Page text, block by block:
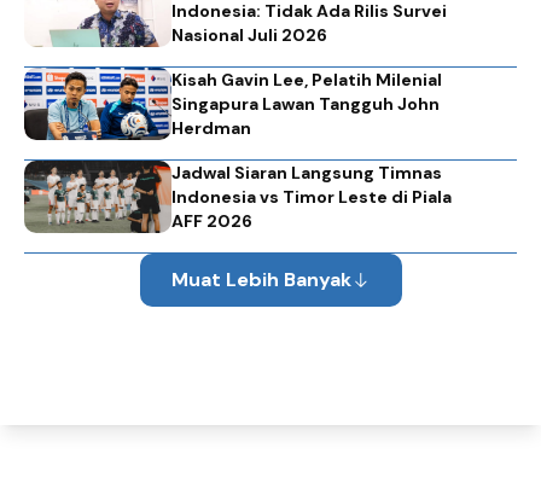
Indonesia: Tidak Ada Rilis Survei
Nasional Juli 2026
Kisah Gavin Lee, Pelatih Milenial
Singapura Lawan Tangguh John
Herdman
Jadwal Siaran Langsung Timnas
Indonesia vs Timor Leste di Piala
AFF 2026
Muat Lebih Banyak